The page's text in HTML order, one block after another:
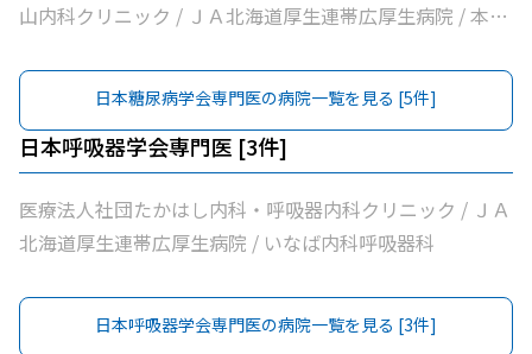
山内科クリニック / ＪＡ北海道厚生連帯広厚生病院 / 本庄
日本糖尿病学会専門医の病院一覧を見る [5件]
日本呼吸器学会専門医 [3件]
医療法人社団たかはし内科・呼吸器内科クリニック / ＪＡ
北海道厚生連帯広厚生病院 / いなば内科呼吸器科
日本呼吸器学会専門医の病院一覧を見る [3件]